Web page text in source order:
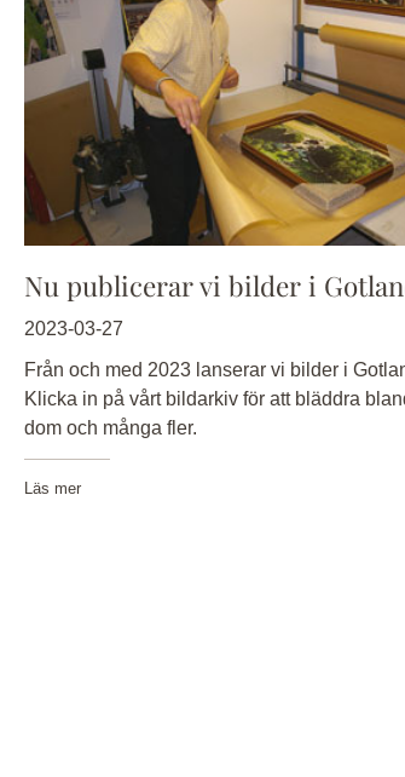
Nu publicerar vi bilder i
2023-03-27
Från och med 2023 lanserar vi bilder i
Klicka in på vårt bildarkiv för att bläddra
dom och många fler.
Läs mer